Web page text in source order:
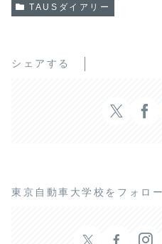
TAUSダイアリー
シェアする
東京自動車大学校をフォロ